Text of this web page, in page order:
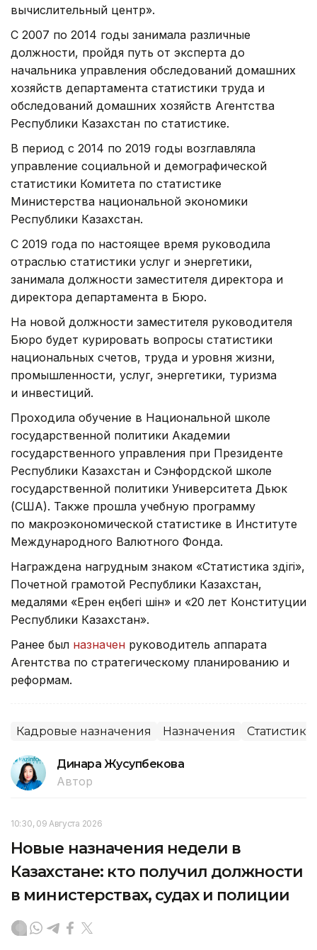
вычислительный центр».
С 2007 по 2014 годы занимала различные
должности, пройдя путь от эксперта до
начальника управления обследований домашних
хозяйств департамента статистики труда и
обследований домашних хозяйств Агентства
Республики Казахстан по статистике.
В период с 2014 по 2019 годы возглавляла
управление социальной и демографической
статистики Комитета по статистике
Министерства национальной экономики
Республики Казахстан.
С 2019 года по настоящее время руководила
отраслью статистики услуг и энергетики,
занимала должности заместителя директора и
директора департамента в Бюро.
На новой должности заместителя руководителя
Бюро будет курировать вопросы статистики
национальных счетов, труда и уровня жизни,
промышленности, услуг, энергетики, туризма
и инвестиций.
Проходила обучение в Национальной школе
государственной политики Академии
государственного управления при Президенте
Республики Казахстан и Сэнфордской школе
государственной политики Университета Дьюк
(США). Также прошла учебную программу
по макроэкономической статистике в Институте
Международного Валютного Фонда.
Награждена нагрудным знаком «Статистика үздігі»,
Почетной грамотой Республики Казахстан,
медалями «Ерен еңбегі үшін» и «20 лет Конституции
Республики Казахстан».
Ранее был назначен руководитель аппарата
Агентства по стратегическому планированию и
реформам.
Кадровые назначения Назначения Статистика
Динара Жусупбекова
Автор
10:30, 09 Августа 2026
Новые назначения недели в
Казахстане: кто получил должности
в министерствах, судах и полиции